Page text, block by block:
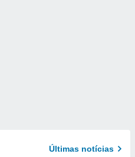
Últimas notícias